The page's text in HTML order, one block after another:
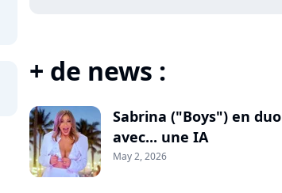
+ de news :
Sabrina ("Boys") en duo
avec... une IA
May 2, 2026